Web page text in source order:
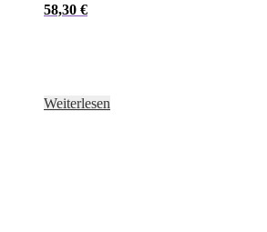
58,30 €
Weiterlesen